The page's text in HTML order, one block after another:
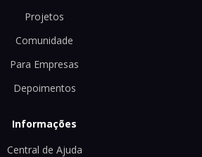
Projetos
Comunidade
Para Empresas
Depoimentos
Informações
Central de Ajuda